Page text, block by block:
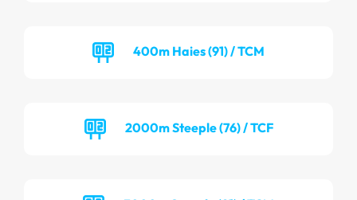
400m Haies (91) / TCM
2000m Steeple (76) / TCF